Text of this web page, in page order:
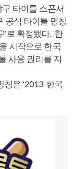
타이틀 스폰서
공식 타이틀 명칭
’로 확정됐다. 한
시작으로 한국
사용 권리를 지
칭은 ‘2013 한국